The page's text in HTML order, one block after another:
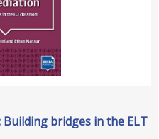
bridges in the ELT